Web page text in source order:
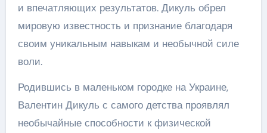
и впечатляющих результатов. Дикуль обрел
мировую известность и признание благодаря
своим уникальным навыкам и необычной силе
воли.
Родившись в маленьком городке на Украине,
Валентин Дикуль с самого детства проявлял
необычайные способности к физической